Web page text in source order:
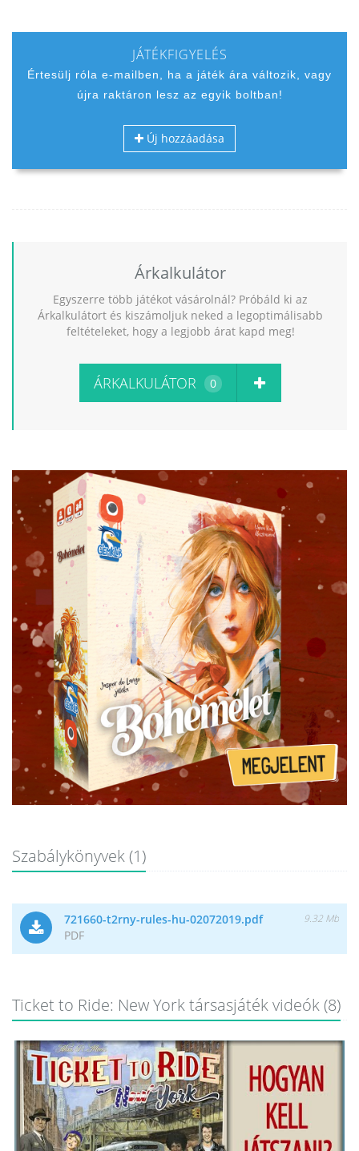
JÁTÉKFIGYELÉS
Értesülj róla e-mailben, ha a játék ára változik, vagy
újra raktáron lesz az egyik boltban!
Új hozzáadása
Árkalkulátor
Egyszerre több játékot vásárolnál? Próbáld ki az
Árkalkulátort és kiszámoljuk neked a legoptimálisabb
feltételeket, hogy a legjobb árat kapd meg!
ÁRKALKULÁTOR 0
Szabálykönyvek (1)
9.32 Mb
721660-t2rny-rules-hu-02072019.pdf
PDF
Ticket to Ride: New York társasjáték videók (8)